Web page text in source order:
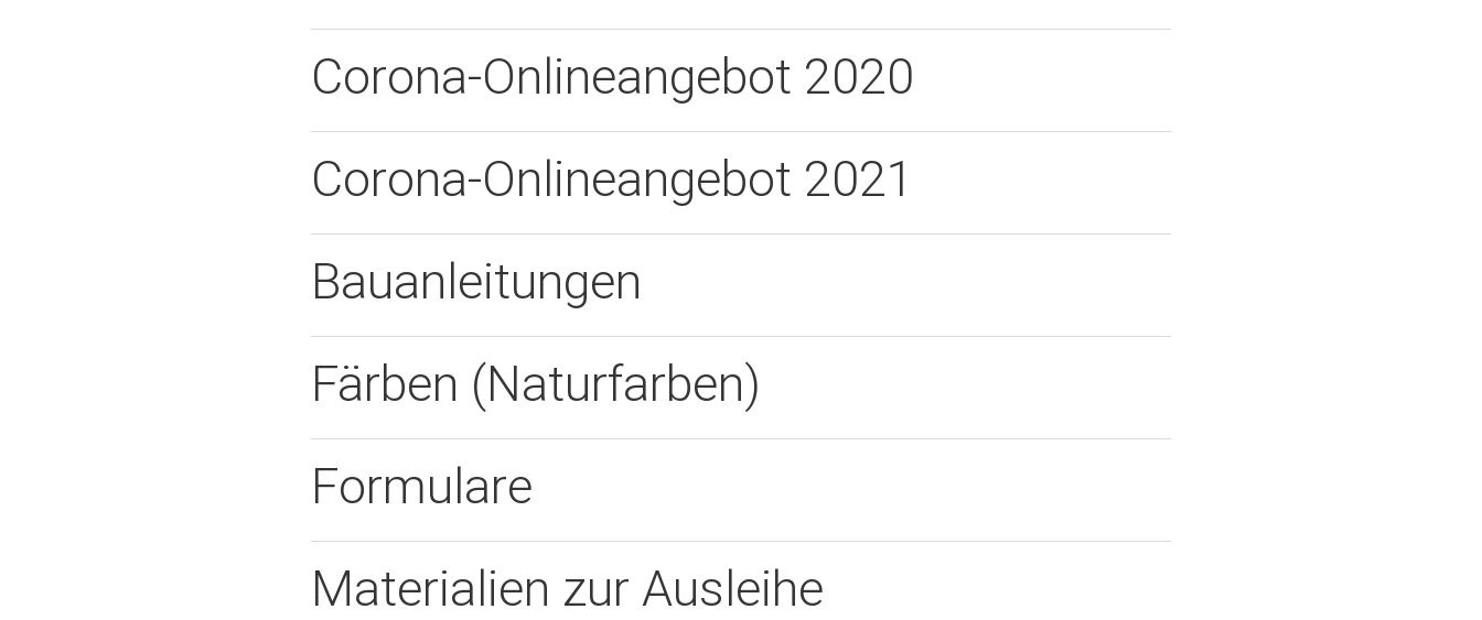
Corona-Onlineangebot 2020
Corona-Onlineangebot 2021
Bauanleitungen
Färben (Naturfarben)
Formulare
Materialien zur Ausleihe